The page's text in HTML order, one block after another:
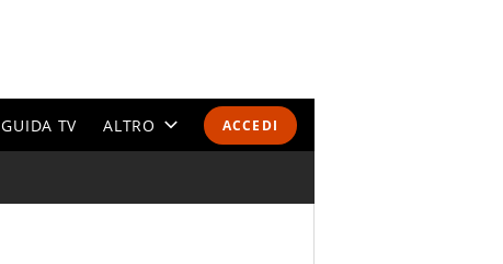
ACCEDI
GUIDA TV ALTRO